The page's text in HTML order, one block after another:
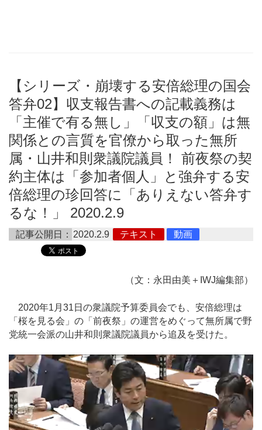
【シリーズ・崩壊する安倍総理の国会
答弁02】収支報告書への記載義務は
「主催で有る無し」「収支の額」は無
関係との言質を官僚から取った無所
属・山井和則衆議院議員！ 前夜祭の契
約主体は「参加者個人」と強弁する安
倍総理の珍回答に「ありえない答弁す
るな！」 2020.2.9
記事公開日： 2020.2.9 テキスト 動画
（文：永田由美＋IWJ編集部）
2020年1月31日の衆議院予算委員会でも、安倍総理は
「桜を見る会」の「前夜祭」の運営をめぐって無所属で野
党統一会派の山井和則衆議院議員から追及を受けた。